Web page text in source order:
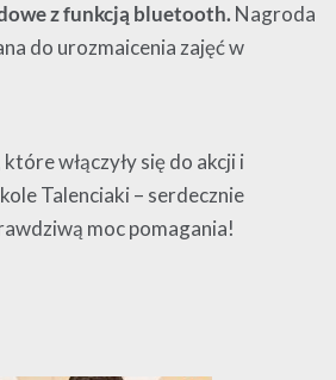
z funkcją bluetooth.Nagroda
do urozmaicenia zajęć w
włączyły się do akcji i
Talenciaki – serdecznie
moc pomagania!